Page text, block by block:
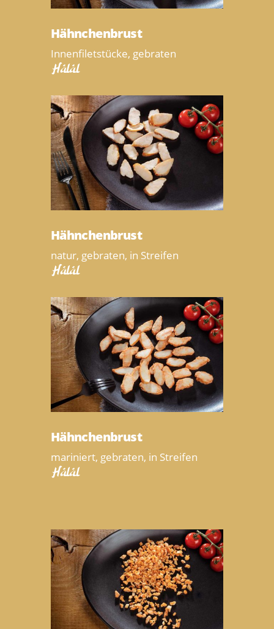
Hähnchenbrust
Innenfiletstücke, gebraten
Halal
Hähnchenbrust
natur, gebraten, in Streifen
Halal
Hähnchenbrust
mariniert, gebraten, in Streifen
Halal